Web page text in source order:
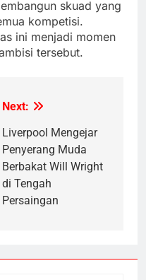
skuad yang
kompetisi.
ini menjadi momen
tersebut.
Next:
Liverpool Mengejar
Penyerang Muda
Berbakat Will Wright
di Tengah
Persaingan